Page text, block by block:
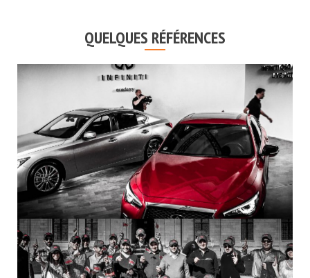
QUELQUES RÉFÉRENCES
INFINITI – FORMATION LIVE Q50 MY18